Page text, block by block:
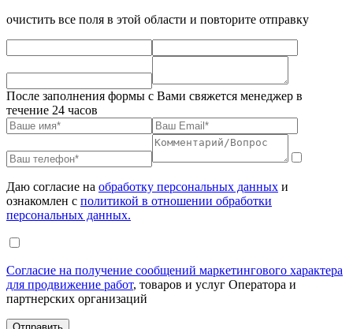
очистить все поля в этой области и повторите отправку
После заполнения формы с Вами свяжется менеджер в
течение 24 часов
Даю согласие на обработку персональных данных и
ознакомлен с политикой в отношении обработки
персональных данных.
Согласие на получение сообщений маркетингового характера
для продвижение работ, товаров и услуг Оператора и
партнерских организаций